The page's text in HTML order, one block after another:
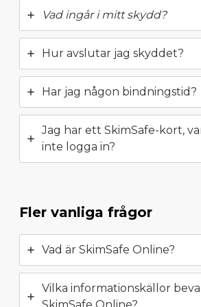
Vad ingår i mitt skydd?
Hur avslutar jag skyddet?
Har jag någon bindningstid?
Jag har ett SkimSafe-kort,
inte logga in?
Fler vanliga frågor
Vad är SkimSafe Online?
Vilka informationskällor